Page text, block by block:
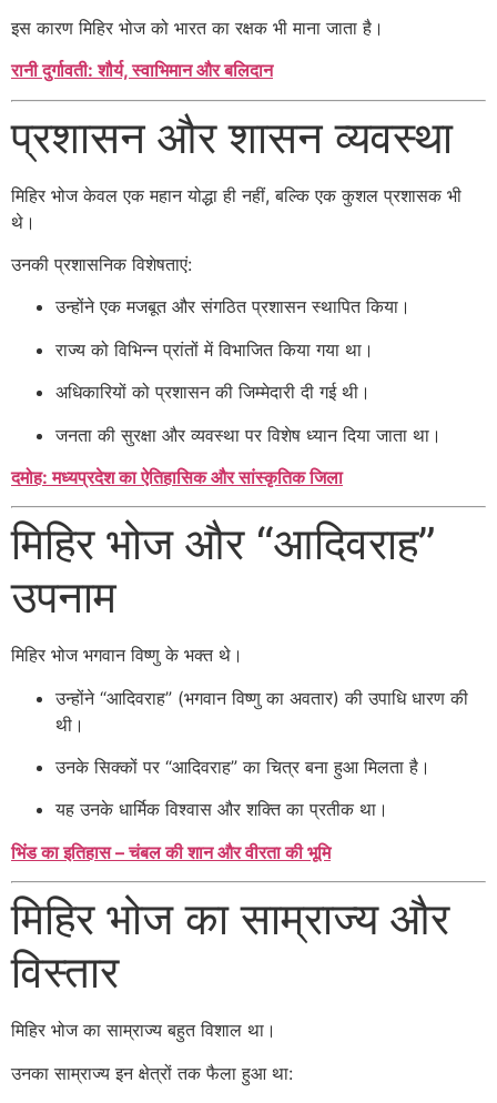
इस कारण मिहिर भोज को भारत का रक्षक भी माना जाता है।
रानी दुर्गावती: शौर्य, स्वाभिमान और बलिदान
प्रशासन और शासन व्यवस्था
मिहिर भोज केवल एक महान योद्धा ही नहीं, बल्कि एक कुशल प्रशासक भी
थे।
उनकी प्रशासनिक विशेषताएं:
उन्होंने एक मजबूत और संगठित प्रशासन स्थापित किया।
राज्य को विभिन्न प्रांतों में विभाजित किया गया था।
अधिकारियों को प्रशासन की जिम्मेदारी दी गई थी।
जनता की सुरक्षा और व्यवस्था पर विशेष ध्यान दिया जाता था।
दमोह: मध्यप्रदेश का ऐतिहासिक और सांस्कृतिक जिला
मिहिर भोज और “आदिवराह”
उपनाम
मिहिर भोज भगवान विष्णु के भक्त थे।
उन्होंने “आदिवराह” (भगवान विष्णु का अवतार) की उपाधि धारण की
थी।
उनके सिक्कों पर “आदिवराह” का चित्र बना हुआ मिलता है।
यह उनके धार्मिक विश्वास और शक्ति का प्रतीक था।
भिंड का इतिहास – चंबल की शान और वीरता की भूमि
मिहिर भोज का साम्राज्य और
विस्तार
मिहिर भोज का साम्राज्य बहुत विशाल था।
उनका साम्राज्य इन क्षेत्रों तक फैला हुआ था: